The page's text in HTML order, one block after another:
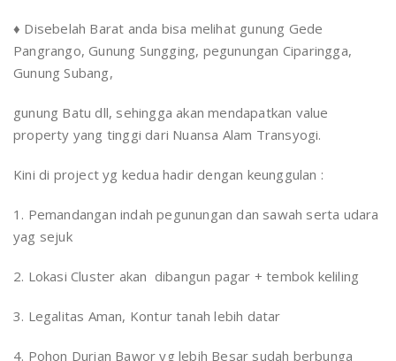
♦ Disebelah Barat anda bisa melihat gunung Gede
Pangrango, Gunung Sungging, pegunungan Ciparingga,
Gunung Subang,
gunung Batu dll, sehingga akan mendapatkan value
property yang tinggi dari Nuansa Alam Transyogi.
Kini di project yg kedua hadir dengan keunggulan :
1. Pemandangan indah pegunungan dan sawah serta udara
yag sejuk
2. Lokasi Cluster akan dibangun pagar + tembok keliling
3. Legalitas Aman, Kontur tanah lebih datar
4. Pohon Durian Bawor yg lebih Besar sudah berbunga